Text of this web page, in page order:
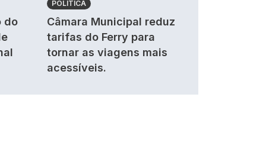
do
POLÍTICA
Câmara Municipal reduz
tarifas do Ferry para
tornar as viagens mais
acessíveis.